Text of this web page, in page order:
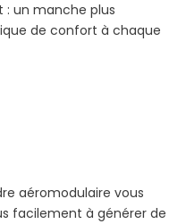
: un manche plus
de confort à chaque
aéromodulaire vous
facilement à générer de